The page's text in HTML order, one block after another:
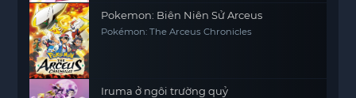
Pokemon: Biên Niên Sử Arceus
Pokémon: The Arceus Chronicles
Iruma ở ngôi trường quỷ